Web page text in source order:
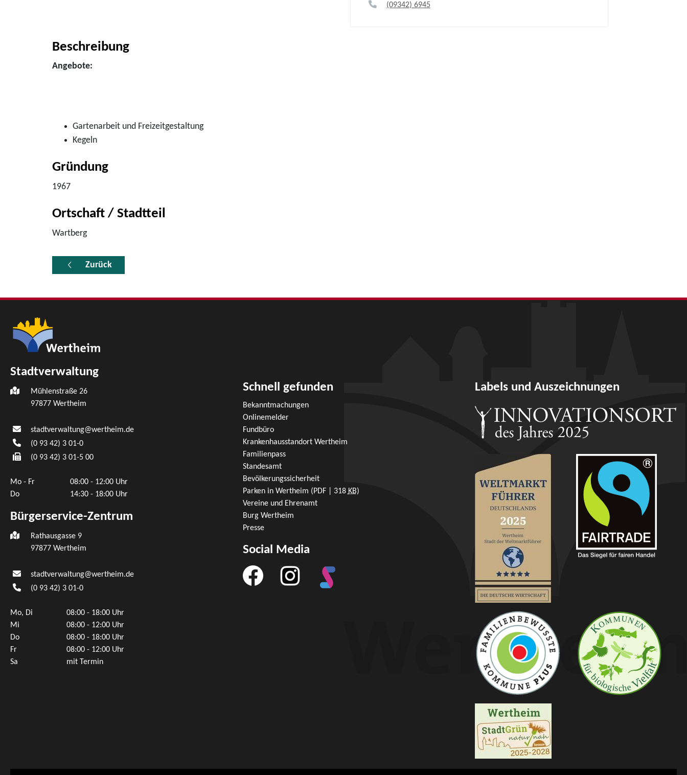
(09342) 6945
Beschreibung
Angebote:
Gartenarbeit und Freizeitgestaltung
Kegeln
Gründung
1967
Ortschaft / Stadtteil
Wartberg
Zurück
Stadtverwaltung
Mühlenstraße 26
97877 Wertheim
stadtverwaltung@wertheim.de
(0 93 42) 3 01-0
(0 93 42) 3 01-5 00
Mo - Fr
08:00 - 12:00 Uhr
Do
14:30 - 18:00 Uhr
Bürgerservice-Zentrum
Rathausgasse 9
97877 Wertheim
stadtverwaltung@wertheim.de
(0 93 42) 3 01-0
Mo, Di
08:00 - 18:00 Uhr
Mi
08:00 - 12:00 Uhr
Do
08:00 - 18:00 Uhr
Fr
08:00 - 12:00 Uhr
Sa
mit Termin
Schnell gefunden
Bekanntmachungen
Onlinemelder
Fundbüro
Krankenhausstandort Wertheim
Familienpass
Standesamt
Bevölkerungssicherheit
Parken in Wertheim (PDF | 318 KB)
Vereine und Ehrenamt
Burg Wertheim
Presse
Social Media
Labels und Auszeichnungen